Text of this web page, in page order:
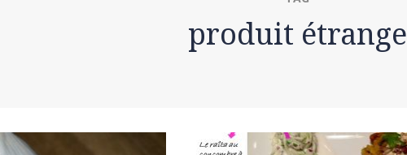
produit étrange